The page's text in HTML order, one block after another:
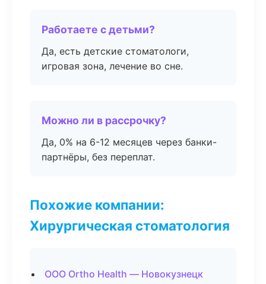
Работаете с детьми?
Да, есть детские стоматологи,
игровая зона, лечение во сне.
Можно ли в рассрочку?
Да, 0% на 6-12 месяцев через банки-
партнёры, без переплат.
Похожие компании:
Хирургическая стоматология
ООО Ortho Health — Новокузнецк